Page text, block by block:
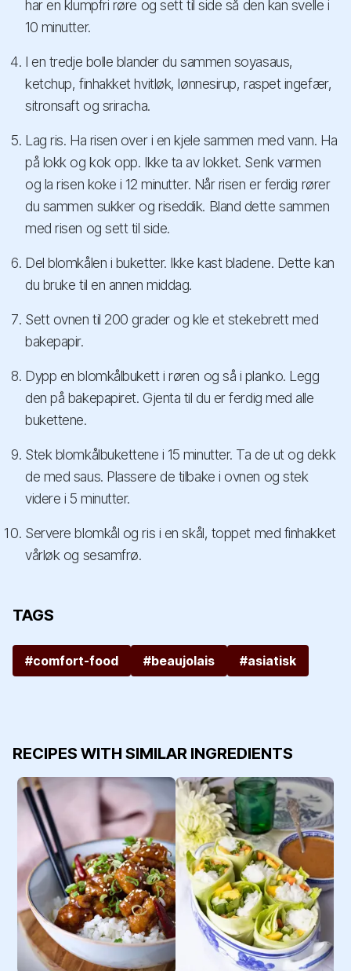
har en klumpfri røre og sett til side så den kan svelle i
10 minutter.
I en tredje bolle blander du sammen soyasaus,
ketchup, finhakket hvitløk, lønnesirup, raspet ingefær,
sitronsaft og sriracha.
Lag ris. Ha risen over i en kjele sammen med vann. Ha
på lokk og kok opp. Ikke ta av lokket. Senk varmen
og la risen koke i 12 minutter. Når risen er ferdig rører
du sammen sukker og riseddik. Bland dette sammen
med risen og sett til side.
Del blomkålen i buketter. Ikke kast bladene. Dette kan
du bruke til en annen middag.
Sett ovnen til 200 grader og kle et stekebrett med
bakepapir.
Dypp en blomkålbukett i røren og så i planko. Legg
den på bakepapiret. Gjenta til du er ferdig med alle
bukettene.
Stek blomkålbukettene i 15 minutter. Ta de ut og dekk
de med saus. Plassere de tilbake i ovnen og stek
videre i 5 minutter.
Servere blomkål og ris i en skål, toppet med finhakket
vårløk og sesamfrø.
TAGS
#comfort-food #beaujolais #asiatisk
RECIPES WITH SIMILAR INGREDIENTS